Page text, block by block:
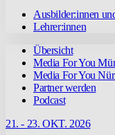
Ausbilder:innen
Lehrer:innen
Übersicht
Media For You
Media For You
Partner werden
Podcast
21. - 23. OKT. 2026